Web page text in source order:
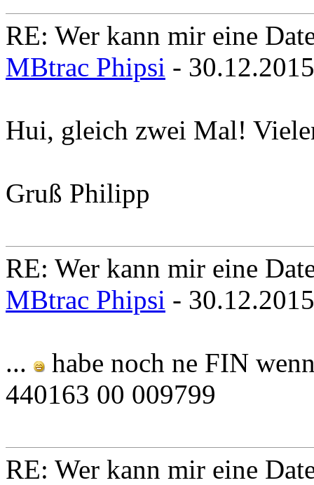
RE: Wer kann mir eine
MBtrac Phipsi - 30.12.2015
Hui, gleich zwei Mal!
Gruß Philipp
RE: Wer kann mir eine
MBtrac Phipsi - 30.12.2015
...
habe noch ne FIN
440163 00 009799
RE: Wer kann mir eine